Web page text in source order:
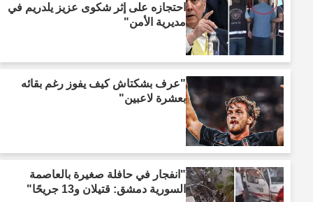
احتجازه على إثر شكوى عزيز يلدريم في
مديرية الأمن"
"عرف بشكتاش كيف يفوز رغم بقائه
بعشرة لاعبين"
"انفجار في حافلة صغيرة بالعاصمة
السورية دمشق: قتيلان و13 جريحًا"